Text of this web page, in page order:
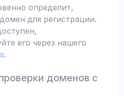
определит,
для регистрации.
его через нашего
.
доменов с